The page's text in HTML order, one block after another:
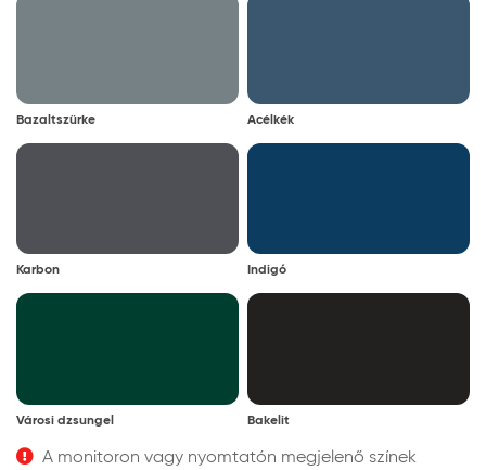
Bazaltszürke Acélkék
Karbon Indigó
Városi dzsungel Bakelit
A monitoron vagy nyomtatón megjelenő színek